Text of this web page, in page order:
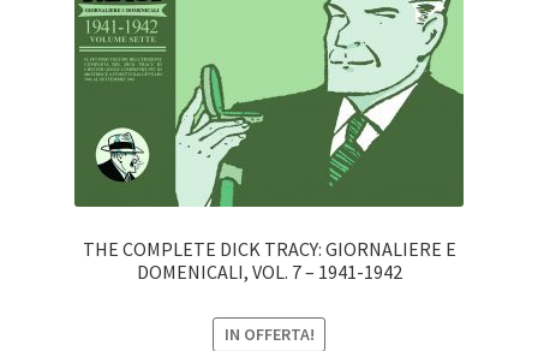
THE COMPLETE DICK TRACY: GIORNALIERE E
DOMENICALI, VOL. 7 – 1941-1942
IN OFFERTA!